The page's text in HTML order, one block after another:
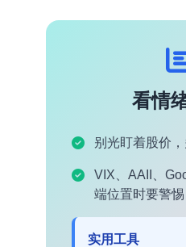
看情
别光盯着股价
VIX、AAII、
端位置时要警惕
实用工具